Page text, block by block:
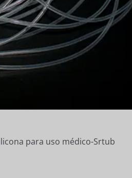
para uso médico-Srtub